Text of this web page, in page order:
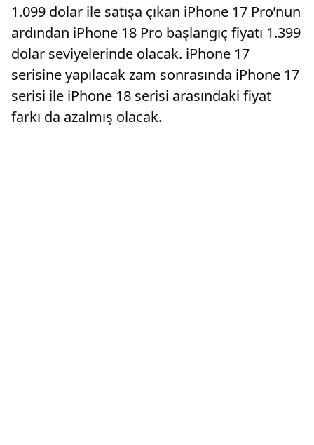
1.099 dolar ile satışa çıkan iPhone 17 Pro’nun
ardından iPhone 18 Pro başlangıç fiyatı 1.399
dolar seviyelerinde olacak. iPhone 17
serisine yapılacak zam sonrasında iPhone 17
serisi ile iPhone 18 serisi arasındaki fiyat
farkı da azalmış olacak.